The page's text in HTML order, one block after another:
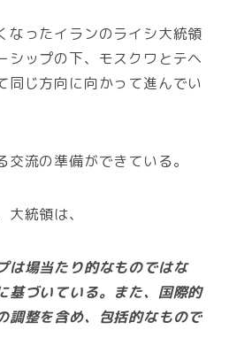
なったイランのライシ大統領
シップの下、モスクワとテヘ
同じ方向に向かって進んでい
流の準備ができている。
統領は、
は場当たり的なものではな
基づいている。また、国際的
調整を含め、包括的なもので